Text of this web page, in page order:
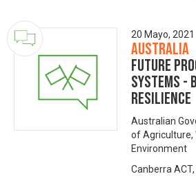
20 Mayo, 2021
Australia
Future
systems -
resilience
Australian
of Agriculture,
Environment
Canberra